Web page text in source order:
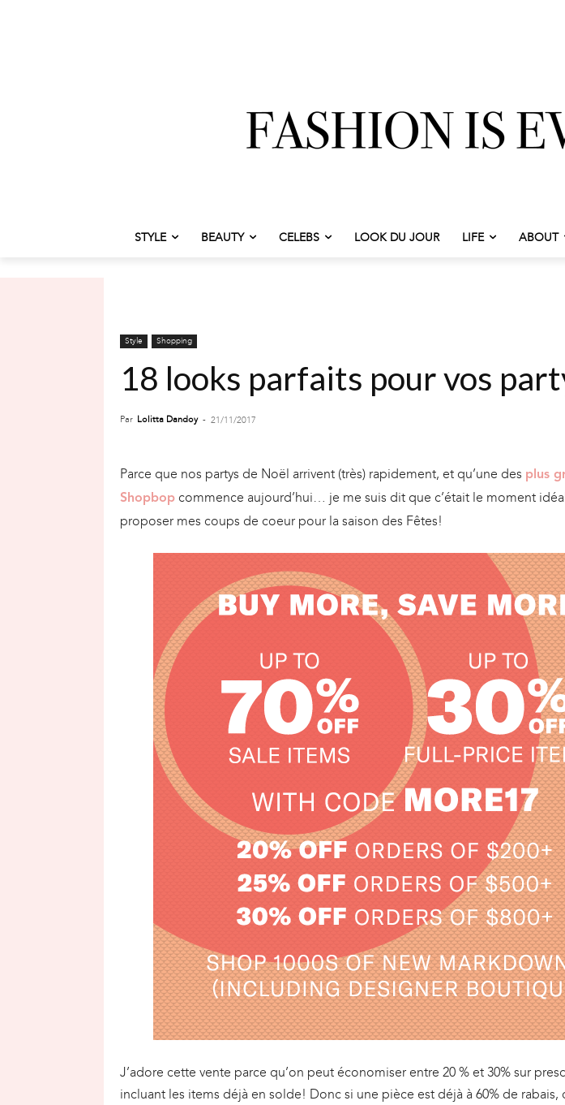
STYLE BEAUTY CELEBS LOOK DU JOUR LIFE ABOUT
Style Shopping
18 looks parfaits pour vos
Par Lolitta Dandoy - 21/11/2017
Parce que nos partys de Noël arrivent (très) rapidement, et qu’une des plus
Shopbop commence aujourd’hui… je me suis dit que c’était le moment
proposer mes coups de coeur pour la saison des Fêtes!
J’adore cette vente parce qu’on peut économiser entre 20 % et 30% sur
incluant les items déjà en solde! Donc si une pièce est déjà à 60% de rabais,